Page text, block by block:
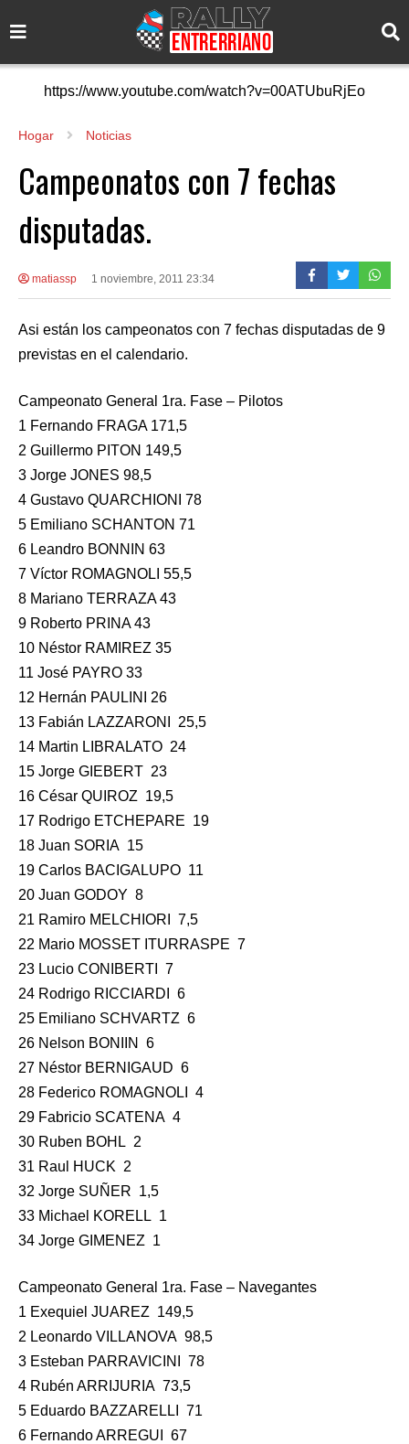
https://www.youtube.com/watch?v=00ATUbuRjEo
Hogar Noticias
Campeonatos con 7 fechas
disputadas.
matiassp 1 noviembre, 2011 23:34
Asi están los campeonatos con 7 fechas disputadas de 9
previstas en el calendario.
Campeonato General 1ra. Fase – Pilotos
1 Fernando FRAGA 171,5
2 Guillermo PITON 149,5
3 Jorge JONES 98,5
4 Gustavo QUARCHIONI 78
5 Emiliano SCHANTON 71
6 Leandro BONNIN 63
7 Víctor ROMAGNOLI 55,5
8 Mariano TERRAZA 43
9 Roberto PRINA 43
10 Néstor RAMIREZ 35
11 José PAYRO 33
12 Hernán PAULINI 26
13 Fabián LAZZARONI 25,5
14 Martin LIBRALATO 24
15 Jorge GIEBERT 23
16 César QUIROZ 19,5
17 Rodrigo ETCHEPARE 19
18 Juan SORIA 15
19 Carlos BACIGALUPO 11
20 Juan GODOY 8
21 Ramiro MELCHIORI 7,5
22 Mario MOSSET ITURRASPE 7
23 Lucio CONIBERTI 7
24 Rodrigo RICCIARDI 6
25 Emiliano SCHVARTZ 6
26 Nelson BONIIN 6
27 Néstor BERNIGAUD 6
28 Federico ROMAGNOLI 4
29 Fabricio SCATENA 4
30 Ruben BOHL 2
31 Raul HUCK 2
32 Jorge SUÑER 1,5
33 Michael KORELL 1
34 Jorge GIMENEZ 1
Campeonato General 1ra. Fase – Navegantes
1 Exequiel JUAREZ 149,5
2 Leonardo VILLANOVA 98,5
3 Esteban PARRAVICINI 78
4 Rubén ARRIJURIA 73,5
5 Eduardo BAZZARELLI 71
6 Fernando ARREGUI 67